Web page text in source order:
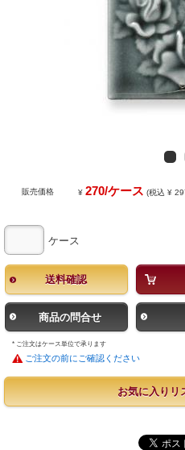
販売価格 ¥270/ケース (税込 ¥
ケース
送料確認
商品の問合せ
* ご注文はケース単位で承ります
ご注文の前にご確認ください
お気に入りリ